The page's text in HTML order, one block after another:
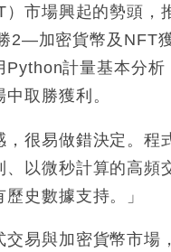
）市場興起的勢頭，
2—加密貨幣及NFT
Python計量基本分析
取勝獲利。
，很易做錯決定。程
、以微秒計算的高頻
史數據支持。」
交易與加密貨幣市場